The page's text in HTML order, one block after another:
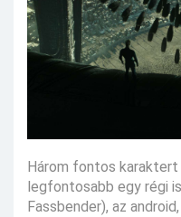
Három fontos karaktert
legfontosabb egy régi
Fassbender), az